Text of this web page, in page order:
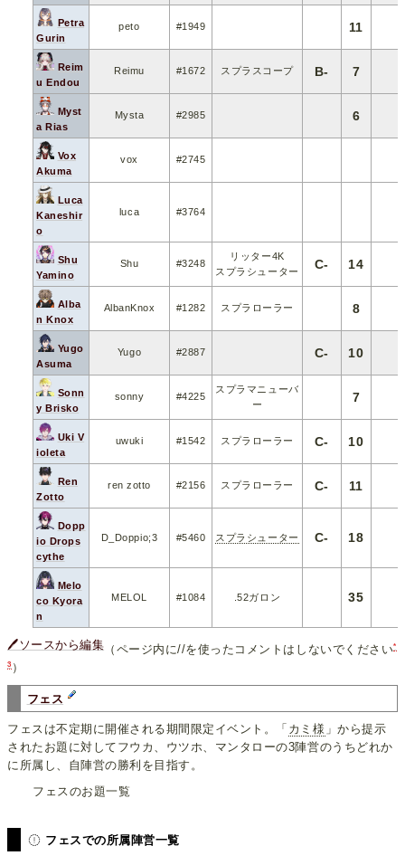
Petra
Gurin
peto #1949 11
Reim
u Endou
Reimu #1672 スプラスコープ B- 7
Myst
a Rias
Mysta #2985 6
Vox
Akuma
vox #2745
Luca
Kaneshir
o
luca #3764
Shu
Yamino
Shu #3248
リッター4K
スプラシューター
C- 14
Alba
n Knox
AlbanKnox #1282 スプラローラー 8
Yugo
Asuma
Yugo #2887 C- 10
Sonn
y Brisko
sonny #4225
スプラマニューバ
ー
7
Uki V
ioleta
uwuki #1542 スプラローラー C- 10
Ren
Zotto
ren zotto #2156 スプラローラー C- 11
Dopp
io Drops
cythe
D_Doppio;3 #5460 スプラシューター C- 18
Melo
co Kyora
n
MELOL #1084 .52ガロン 35
🖊ソースから編集 （ページ内に//を使ったコメントはしないでください*
3）
フェス
フェスは不定期に開催される期間限定イベント。「 カミ様 」から提示
されたお題に対してフウカ、ウツホ、マンタローの3陣営のうちどれか
に所属し、自陣営の勝利を目指す。
フェスのお題一覧
フェスでの所属陣営一覧